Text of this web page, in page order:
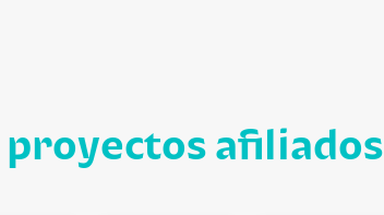
proyectos afiliados